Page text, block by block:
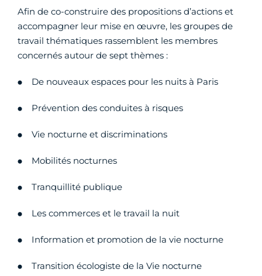
Afin de co-construire des propositions d’actions et
accompagner leur mise en œuvre, les groupes de
travail thématiques rassemblent les membres
concernés autour de sept thèmes :
De nouveaux espaces pour les nuits à Paris
Prévention des conduites à risques
Vie nocturne et discriminations
Mobilités nocturnes
Tranquillité publique
Les commerces et le travail la nuit
Information et promotion de la vie nocturne
Transition écologiste de la Vie nocturne